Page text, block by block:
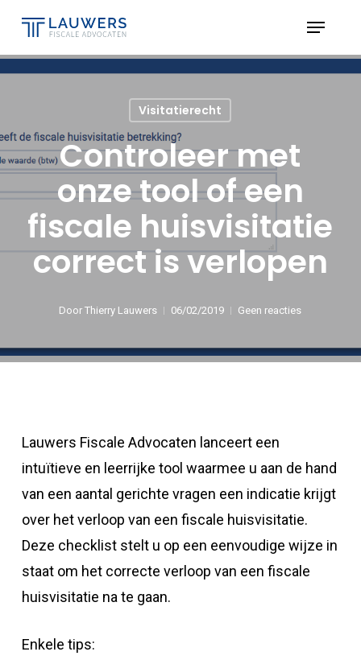
main
Menu
Visitatierecht
Controleer met
onze tool of een
fiscale huisvisitatie
correct is verlopen
Door Thierry Lauwers 06/02/2019 Geen reacties
Lauwers Fiscale Advocaten lanceert een
intuïtieve en leerrijke tool waarmee u aan de hand
van een aantal gerichte vragen een indicatie krijgt
over het verloop van een fiscale huisvisitatie.
Deze checklist stelt u op een eenvoudige wijze in
staat om het correcte verloop van een fiscale
huisvisitatie na te gaan.
Enkele tips:
Close
Menu